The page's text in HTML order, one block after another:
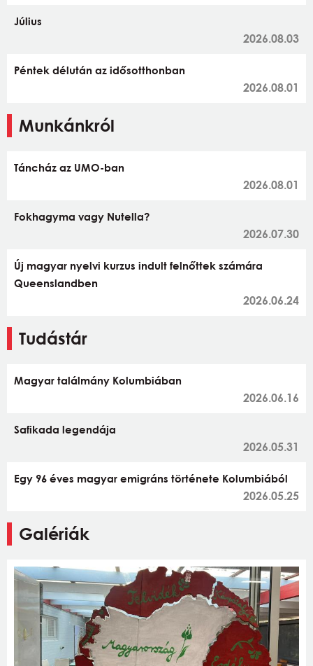
Július
2026.08.03
Péntek délután az idősotthonban
2026.08.01
Munkánkról
Táncház az UMO-ban
2026.08.01
Fokhagyma vagy Nutella?
2026.07.30
Új magyar nyelvi kurzus indult felnőttek számára
Queenslandben
2026.06.24
Tudástár
Magyar találmány Kolumbiában
2026.06.16
Safikada legendája
2026.05.31
Egy 96 éves magyar emigráns története Kolumbiából
2026.05.25
Galériák